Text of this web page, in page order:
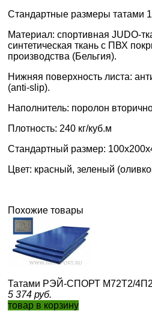
Стандартные размеры татами
Материал: спортивная JUDO-
синтетическая ткань с ПВХ
производства (Бельгия).
Нижняя поверхность листа:
(anti-slip).
Наполнитель: поролон
Плотность: 240 кг/куб.м
Стандартный размер:
Цвет: красный, зеленый
Похожие товары
Татами РЭЙ-СПОРТ М72Т2/
5 374 руб.
товар в корзину